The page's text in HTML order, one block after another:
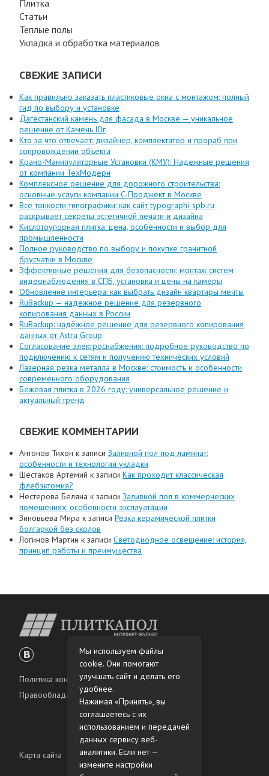
Плитка
Статьи
Теплые полы
Укладка и обработка материалов
СВЕЖИЕ ЗАПИСИ
Как правильно заказать пластиковые окна с монтажом: полный
гид по выбору и установке
Дагестанский камень для фасада в Москве — уникальное
решение от Камень Юг
Кто за что отвечает: дизайнер, комплектатор и прораб при
сопровождении объекта
Крано-Манипуляторные Установки (КМУ): Надежные решения
от компании ТехМодерн
Комплексное решение для дорожного строительства:
основные услуги компании C-Проджект в Москве
Все тонкости типографики: как сайт typographi-spb.ru
раскрывает секреты эстетичной печати и дизайна
Кислотоупорная плитка: цена, особенности и выбор для
промышленности
Полное руководство по выбору и покупке гранитной
брусчатки в Москве
Эффективные решения для безопасности: монтаж систем
видеонаблюдения в СПБ, установка и цены на камеры
Обновление интерьера: как выбрать дизайн квартиры мечты
RuBackup — надежное решение для резервного
копирования данных в России
RuBackup: надёжное решение для резервного копирования
данных от Astra Group
Согласование электроснабжения: подробное руководство по
подключению к сетям и получению технических условий
Лазерная резка металла в Москве: стоимость и особенности
современного оборудования
Бежевая плитка в 2026 году: универсальное решение и
актуальный тренд
СВЕЖИЕ КОММЕНТАРИИ
Антонов Тихон к записи Заливной пол под ламинат:
особенности и технология укладки
Шестаков Артемий к записи Как проходит классическая
флебэктомия?
Нестерова Беляна к записи Заливной пол в коммерческих
помещениях: особенности эксплуатации
Зиновьева Мира к записи Резка керамической плитки
болгаркой без сколов
Логинов Мартин к записи Светодиодное освещение: история,
принцип работы и преимущества
Политика конфиденциальности
Правообладателям
Карта сайта
Мы используем файлы
cookie. Они помогают
улучшать сайт и делать его
удобнее.
Нажимая «Принять», вы
соглашаетесь с их
использованием и передачей
данных сервису веб-
аналитики. Если нет —
измените настройки